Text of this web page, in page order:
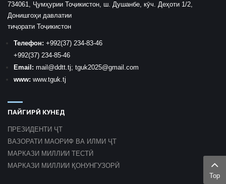
734061, Ҷумҳурии Тоҷикистон, ш. Душанбе, кӯч. Деҳоти 1/2,
Донишгоҳи давлатии
тиҷорати Тоҷикистон
Телефон: +992(37) 234-83-46
+992(37) 234-85-46
Email: mail @ddtt.tj; tguk2025@gmail.com
www: www.tguk.tj
ПАЙГИРӢ КУНЕД
ПРЕЗИДЕНТИ ҶТ
ВАЗОРАТИ МАОРИФ ВА ИЛМИ ҶТ
МАРКАЗИ МИЛЛИИ ТЕСТӢ
МАРКАЗИ МИЛЛИИ ҚОНУНГУЗОРӢ
Top